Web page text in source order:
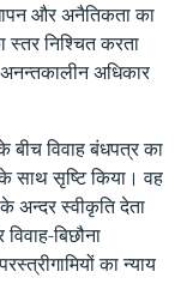
और अनैतिकता का
स्तर निश्चित करता
अधिकार
बीच विवाह बंधपत्र का
साथ सृष्टि किया। वह
के अन्दर स्वीकृति देता
बिछौना
का न्याय